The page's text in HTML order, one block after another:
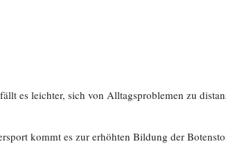
es leichter, sich von Alltagsproblemen zu
kommt es zur erhöhten Bildung der